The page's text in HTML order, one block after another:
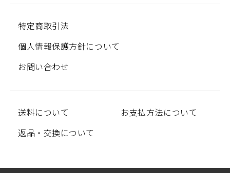
特定商取引法
個人情報保護方針について
お問い合わせ
送料について
お支払方法について
返品・交換について